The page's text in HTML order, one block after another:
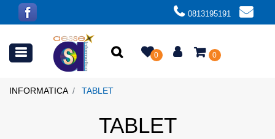
0813195191
Open menu 0 0
INFORMATICA TABLET
TABLET